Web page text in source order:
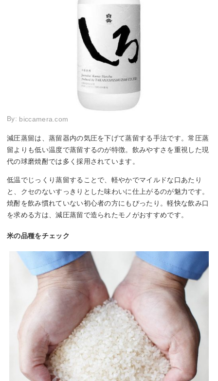
By: biccamera.com
減圧蒸留は、蒸留器内の気圧を下げて蒸留する手法です。常圧蒸
留よりも低い温度で蒸留するのが特徴。飲みやすさを重視した現
代の球磨焼酎では多く採用されています。
低温でじっくり蒸留することで、軽やかでマイルドな口あたり
と、クセのないすっきりとした味わいに仕上がるのが魅力です。
焼酎を飲み慣れていない初心者の方にもぴったり。軽快な飲み口
を求める方は、減圧蒸留で造られたモノがおすすめです。
米の品種をチェック